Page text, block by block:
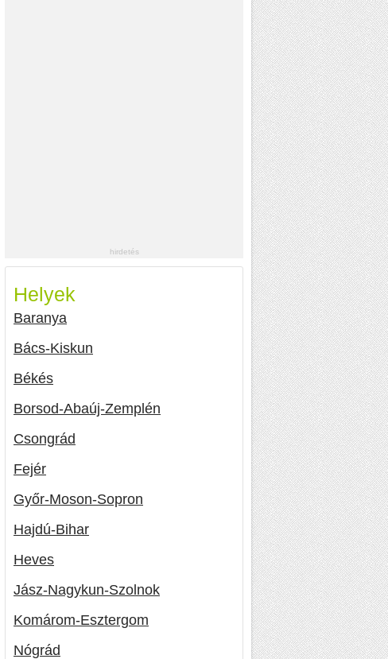
Helyek
Baranya
Bács-Kiskun
Békés
Borsod-Abaúj-Zemplén
Csongrád
Fejér
Győr-Moson-Sopron
Hajdú-Bihar
Heves
Jász-Nagykun-Szolnok
Komárom-Esztergom
Nógrád